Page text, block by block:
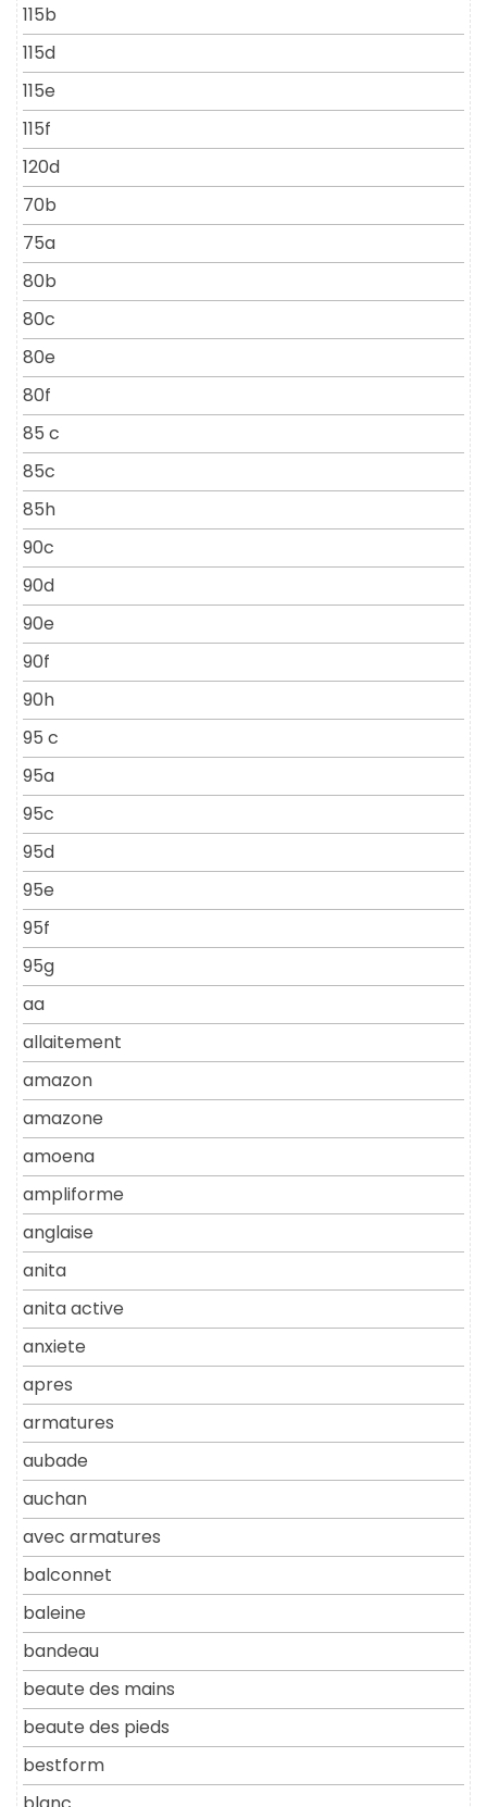
115b
115d
115e
115f
120d
70b
75a
80b
80c
80e
80f
85 c
85c
85h
90c
90d
90e
90f
90h
95 c
95a
95c
95d
95e
95f
95g
aa
allaitement
amazon
amazone
amoena
ampliforme
anglaise
anita
anita active
anxiete
apres
armatures
aubade
auchan
avec armatures
balconnet
baleine
bandeau
beaute des mains
beaute des pieds
bestform